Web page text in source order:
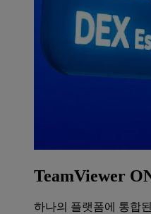
TeamViewer
하나의 플랫폼에 통합